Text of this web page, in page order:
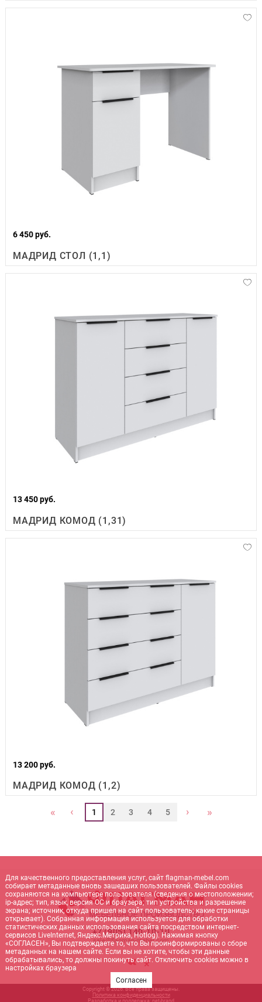
6 450 руб.
МАДРИД СТОЛ (1,1)
13 450 руб.
МАДРИД КОМОД (1,31)
13 200 руб.
МАДРИД КОМОД (1,2)
« ‹ 1 2 3 4 5 › »
+7 (905) 140-10-10
sale@flagman-mebel.com
Copyright © 2026. Все права защищены.
Политика конфиденциальности
Разработка и поддержка: net- brand
Для качественного предоставления услуг, сайт flagman-mebel.com
собирает метаданные вновь зашедших пользователей. Файлы cookies
сохраняются на компьютере пользователя (сведения о местоположении;
ip-адрес; тип, язык, версия ОС и браузера; тип устройства и разрешение
экрана; источник, откуда пришел на сайт пользователь; какие страницы
открывает). Собранная информация используется для обработки
статистических данных использования сайта посредством интернет-
сервисов LiveInternet, Яндекс.Метрика, Hotlog). Нажимая кнопку
«СОГЛАСЕН», Вы подтверждаете то, что Вы проинформированы о сборе
метаданных на нашем сайте. Если вы не хотите, чтобы эти данные
обрабатывались, то должны покинуть сайт. Отключить cookies можно в
настройках браузера
Согласен